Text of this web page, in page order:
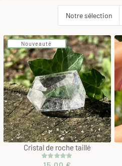
Nouveauté
Cristal de roche taillé
Noté5.00
1